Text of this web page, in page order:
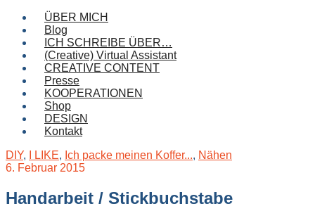
ÜBER MICH
Blog
ICH SCHREIBE ÜBER…
(Creative) Virtual Assistant
CREATIVE CONTENT
Presse
KOOPERATIONEN
Shop
DESIGN
Kontakt
DIY, I LIKE, Ich packe meinen Koffer..., Nähen
6. Februar 2015
Handarbeit / Stickbuchstabe